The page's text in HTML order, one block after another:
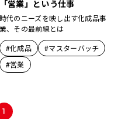
「営業」という仕事
時代のニーズを映し出す化成品事
業、その最前線とは
#化成品
#マスターバッチ
#営業
1